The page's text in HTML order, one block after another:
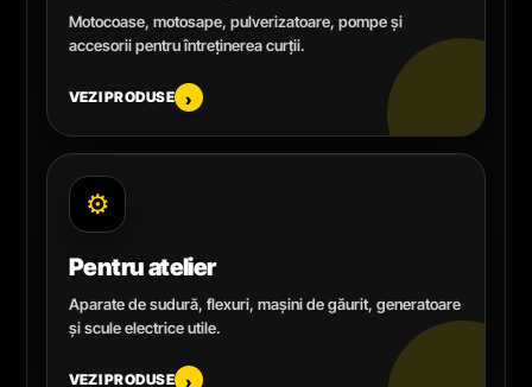
Motocoase, motosape, pulverizatoare, pompe și
accesorii pentru întreținerea curții.
VEZI PRODUSE ›
⚙️
Pentru atelier
Aparate de sudură, flexuri, mașini de găurit, generatoare
și scule electrice utile.
VEZI PRODUSE ›